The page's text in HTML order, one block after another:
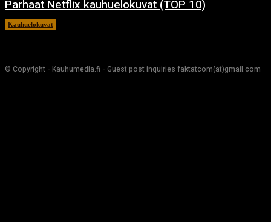
Parhaat Netflix kauhuelokuvat (TOP 10)
Kauhuelokuvat
© Copyright - Kauhumedia.fi - Guest post inquiries faktatcom(at)gmail.com